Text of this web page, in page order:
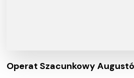
Operat Szacunkowy